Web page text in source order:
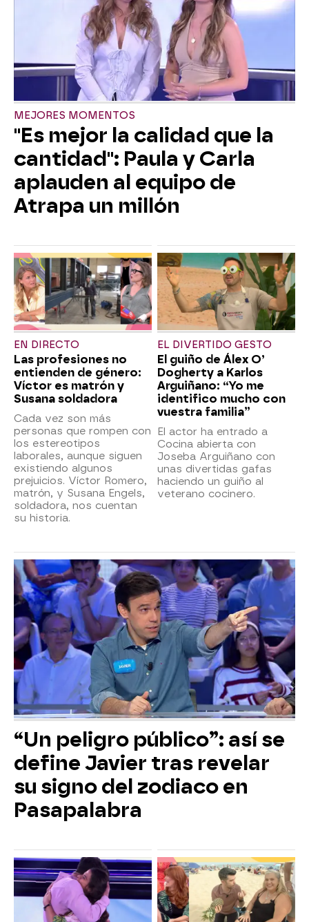
MEJORES MOMENTOS
"Es mejor la calidad que la
cantidad": Paula y Carla
aplauden al equipo de
Atrapa un millón
EN DIRECTO
Las profesiones no
entienden de género:
Víctor es matrón y
Susana soldadora
Cada vez son más
personas que rompen con
los estereotipos
laborales, aunque siguen
existiendo algunos
prejuicios. Víctor Romero,
matrón, y Susana Engels,
soldadora, nos cuentan
su historia.
EL DIVERTIDO GESTO
El guiño de Álex O’
Dogherty a Karlos
Arguiñano: “Yo me
identifico mucho con
vuestra familia”
El actor ha entrado a
Cocina abierta con
Joseba Arguiñano con
unas divertidas gafas
haciendo un guiño al
veterano cocinero.
“Un peligro público”: así se
define Javier tras revelar
su signo del zodiaco en
Pasapalabra